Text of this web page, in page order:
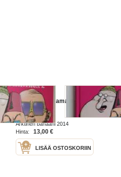
Fingerporin naamakirja 2
Arktinen banaani 2014
Hinta:
13,00 €
LISÄÄ OSTOSKORIIN